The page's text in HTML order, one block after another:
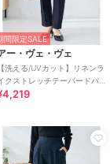
間限定SALE
ー・ヴェ・ヴェ
【洗える/UVカット】リネンラ
クストレッチテーパードパ
ツ